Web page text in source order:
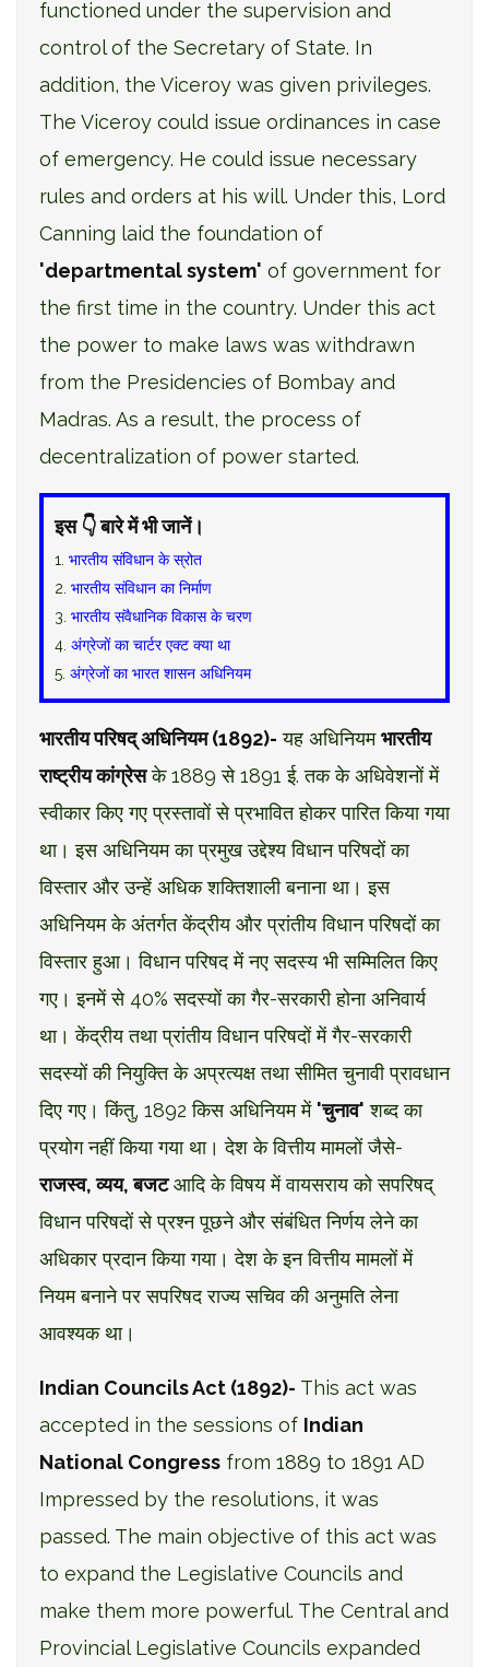
functioned under the supervision and
control of the Secretary of State. In
addition, the Viceroy was given privileges.
The Viceroy could issue ordinances in case
of emergency. He could issue necessary
rules and orders at his will. Under this, Lord
Canning laid the foundation of
'departmental system' of government for
the first time in the country. Under this act
the power to make laws was withdrawn
from the Presidencies of Bombay and
Madras. As a result, the process of
decentralization of power started.
इस 👇 बारे में भी जानें।
1. भारतीय संविधान के स्रोत
2. भारतीय संविधान का निर्माण
3. भारतीय संवैधानिक विकास के चरण
4. अंग्रेजों का चार्टर एक्ट क्या था
5. अंग्रेजों का भारत शासन अधिनियम
भारतीय परिषद् अधिनियम (1892)- यह अधिनियमभारतीय
राष्ट्रीय कांग्रेसके 1889 से 1891 ई. तक के अधिवेशनों में
स्वीकार किए गए प्रस्तावों से प्रभावित होकर पारित किया गया
था। इस अधिनियम का प्रमुख उद्देश्य विधान परिषदों का
विस्तार और उन्हें अधिक शक्तिशाली बनाना था। इस
अधिनियम के अंतर्गत केंद्रीय और प्रांतीय विधान परिषदों का
विस्तार हुआ। विधान परिषद में नए सदस्य भी सम्मिलित किए
गए। इनमें से 40% सदस्यों का गैर-सरकारी होना अनिवार्य
था। केंद्रीय तथा प्रांतीय विधान परिषदों में गैर-सरकारी
सदस्यों की नियुक्ति के अप्रत्यक्ष तथा सीमित चुनावी प्रावधान
दिए गए। किंतु, 1892 किस अधिनियम में 'चुनाव' शब्द का
प्रयोग नहीं किया गया था। देश के वित्तीय मामलों जैसे-
राजस्व, व्यय, बजटआदि के विषय में वायसराय को सपरिषद्
विधान परिषदों से प्रश्न पूछने और संबंधित निर्णय लेने का
अधिकार प्रदान किया गया। देश के इन वित्तीय मामलों में
नियम बनाने पर सपरिषद राज्य सचिव की अनुमति लेना
आवश्यक था।
Indian Councils Act (1892)- This act was
accepted in the sessions of Indian
National Congress from 1889 to 1891 AD
Impressed by the resolutions, it was
passed. The main objective of this act was
to expand the Legislative Councils and
make them more powerful. The Central and
Provincial Legislative Councils expanded